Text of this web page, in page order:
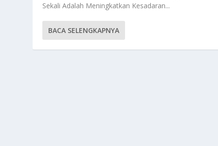
Sekali Adalah Meningkatkan Kesadaran...
BACA SELENGKAPNYA